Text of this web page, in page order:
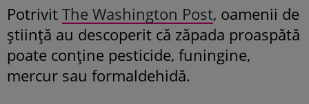
Potrivit The Washington Post, oamenii de
știință au descoperit că zăpada proaspătă
poate conține pesticide, funingine,
mercur sau formaldehidă.